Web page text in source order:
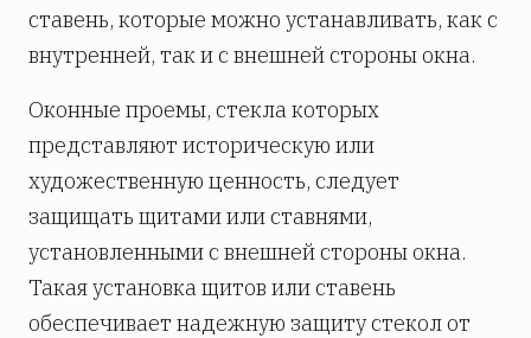
ставень, которые можно устанавливать, как с
внутренней, так и с внешней стороны окна.
Оконные проемы, стекла которых
представляют историческую или
художественную ценность, следует
защищать щитами или ставнями,
установленными с внешней стороны окна.
Такая установка щитов или ставень
обеспечивает надежную защиту стекол от